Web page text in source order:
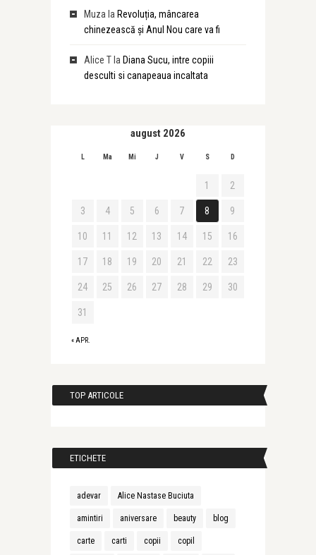
Muza la Revoluția, mâncarea
chinezească și Anul Nou care va fi
Alice Tla Diana Sucu, intre copiii
desculti si canapeaua incaltata
august 2026
L Ma Mi J V S D
« APR.
1 2
3 4 5 6 7 8 9
10 11 12 13 14 15 16
17 18 19 20 21 22 23
24 25 26 27 28 29 30
31
TOP ARTICOLE
ETICHETE
adevar Alice Nastase Buciuta
amintiri aniversare beauty blog
carte carti copii copil